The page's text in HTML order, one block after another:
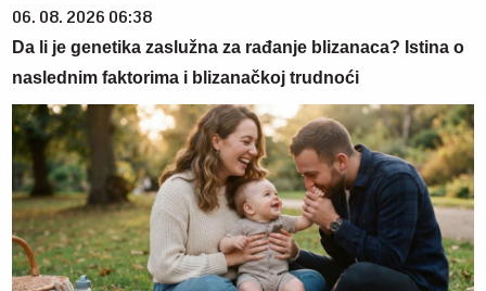
06. 08. 2026 06:38
Da li je genetika zaslužna za rađanje blizanaca? Istina o
naslednim faktorima i blizanačkoj trudnoći